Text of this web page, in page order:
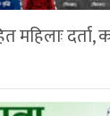
महिलाः दर्ता,